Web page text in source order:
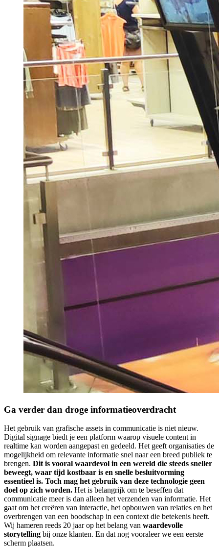
Ga verder dan droge informatieoverdracht
Het gebruik van grafische assets in communicatie is niet nieuw.
Digital signage biedt je een platform waarop visuele content in
realtime kan worden aangepast en gedeeld. Het geeft organisaties de
mogelijkheid om relevante informatie snel naar een breed publiek te
brengen. Dit is vooral waardevol in een wereld die steeds sneller
beweegt, waar tijd kostbaar is en snelle besluitvorming
essentieel is. Toch mag het gebruik van deze technologie geen
doel op zich worden. Het is belangrijk om te beseffen dat
communicatie meer is dan alleen het verzenden van informatie. Het
gaat om het creëren van interactie, het opbouwen van relaties en het
overbrengen van een boodschap in een context die betekenis heeft.
Wij hameren reeds 20 jaar op het belang van waardevolle
storytelling bij onze klanten. En dat nog vooraleer we een eerste
scherm plaatsen.